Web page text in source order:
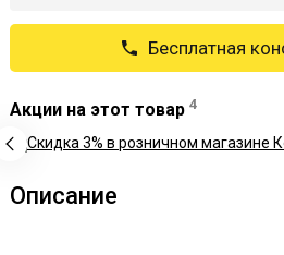
Бесплатная
Акции на этот товар 4
Описание